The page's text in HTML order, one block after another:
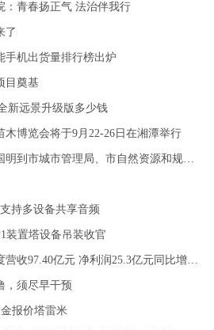
：青春扬正气 法治伴我行
了
手机出货量排行榜出炉
目奠基
新远景升级版多少钱
木博览会将于9月22-26日在湘潭举行
市人大常委会副主任宗国明到市城市管理局、市自然资源和规划局、市生态环境局等单位开展立法项目调研
持多设备共享音频
装置塔设备吊装收官
中通快递2023年第二季度营收97.40亿元 净利润25.3亿元同比增长43.9%
，须尽早干预
报价塔雷米